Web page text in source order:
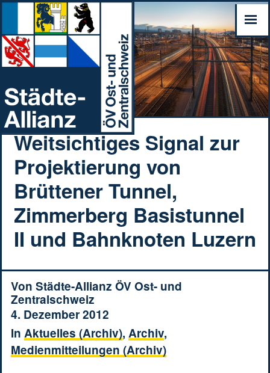
Weitsichtiges Signal zur
Projektierung von
Brüttener Tunnel,
Zimmerberg Basistunnel
II und Bahnknoten Luzern
Von Städte-Allianz ÖV Ost- und
Zentralschweiz
4. Dezember 2012
In Aktuelles (Archiv), Archiv,
Medienmitteilungen (Archiv)